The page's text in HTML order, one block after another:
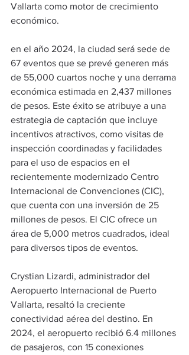
Vallarta como motor de crecimiento
económico.
en el año 2024, la ciudad será sede de
67 eventos que se prevé generen más
de 55,000 cuartos noche y una derrama
económica estimada en 2,437 millones
de pesos. Este éxito se atribuye a una
estrategia de captación que incluye
incentivos atractivos, como visitas de
inspección coordinadas y facilidades
para el uso de espacios en el
recientemente modernizado Centro
Internacional de Convenciones (CIC),
que cuenta con una inversión de 25
millones de pesos. El CIC ofrece un
área de 5,000 metros cuadrados, ideal
para diversos tipos de eventos.
Crystian Lizardi, administrador del
Aeropuerto Internacional de Puerto
Vallarta, resaltó la creciente
conectividad aérea del destino. En
2024, el aeropuerto recibió 6.4 millones
de pasajeros, con 15 conexiones